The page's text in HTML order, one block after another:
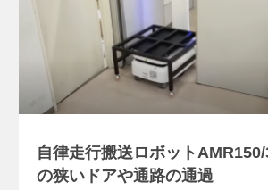
自律走行搬送ロボット
の狭いドアや通路の通過